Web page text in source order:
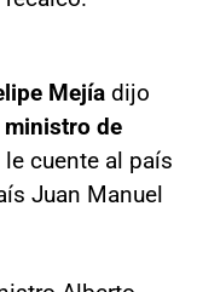
Mejía dijo
ministro de
le cuente al país
Juan Manuel